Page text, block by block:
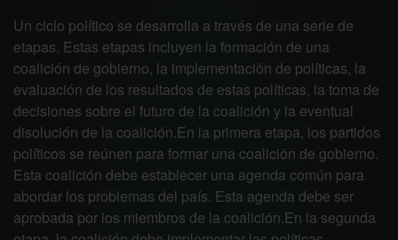
Un ciclo político se desarrolla a través de una serie de
etapas. Estas etapas incluyen la formación de una
coalición de gobierno, la implementación de políticas, la
evaluación de los resultados de estas políticas, la toma de
decisiones sobre el futuro de la coalición y la eventual
disolución de la coalición.En la primera etapa, los partidos
políticos se reúnen para formar una coalición de gobierno.
Esta coalición debe establecer una agenda común para
abordar los problemas del país. Esta agenda debe ser
aprobada por los miembros de la coalición.En la segunda